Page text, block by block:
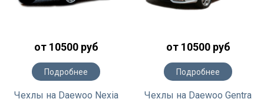
от 10500 руб
Подробнее
Чехлы на Daewoo Nexia
от 10500 руб
Подробнее
Чехлы на Daewoo Gentra